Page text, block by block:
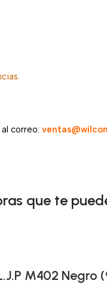
correo:
que te
M402 Negro